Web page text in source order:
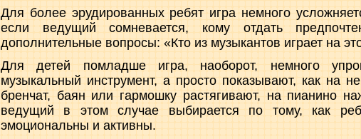
Для более эрудированных ребят игра немного
если ведущий сомневается, кому отдать
дополнительные вопросы: «Кто из музыкантов играет на
Для детей помладше игра, наоборот, немного
музыкальный инструмент, а просто показывают, как на
бренчат, баян или гармошку растягивают, на пианино
ведущий в этом случае выбирается по тому, как
эмоциональны и активны.